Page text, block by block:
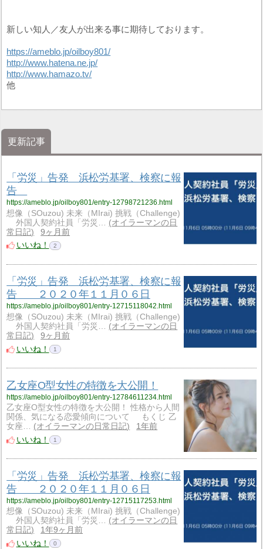
新しい知人／友人が出来る事に期待しております。
https://ameblo.jp/oilboy801/
http://www.hatena.ne.jp/
http://www.hamazo.tv/
他
更新記事
「労災」告発 浜松労基署、検察に報
告
https://ameblo.jp/oilboy801/entry-12798721236.html
想像（SOuzou) 未来（MIrai) 挑戦（Challenge)
外国人契約社員「労災…
オイラーマンの日
常日記
9ヶ月前
いいね！
2
「労災」告発 浜松労基署、検察に報
告 ２０２０年１１月０６日
https://ameblo.jp/oilboy801/entry-12715118042.html
想像（SOuzou) 未来（MIrai) 挑戦（Challenge)
外国人契約社員「労災…
オイラーマンの日
常日記
9ヶ月前
いいね！
1
乙女座O型女性の特徴を大公開！
https://ameblo.jp/oilboy801/entry-12784611234.html
乙女座O型女性の特徴を大公開！ 性格から人間
関係、気になる恋愛傾向について もくじ 乙
女座…
オイラーマンの日常日記
1年前
いいね！
1
「労災」告発 浜松労基署、検察に報
告 ２０２０年１１月０６日
https://ameblo.jp/oilboy801/entry-12715117253.html
想像（SOuzou) 未来（MIrai) 挑戦（Challenge)
外国人契約社員「労災…
オイラーマンの日
常日記
1年9ヶ月前
いいね！
0